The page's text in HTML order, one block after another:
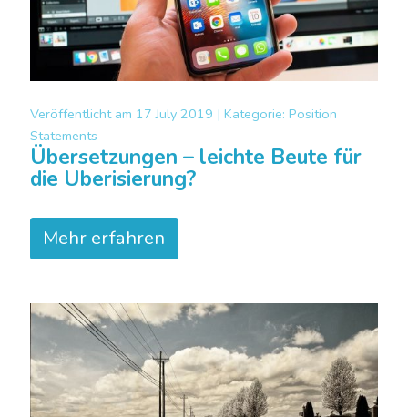
Veröffentlicht am 17 July 2019 | Kategorie: Position
Statements
Übersetzungen – leichte Beute für
die Uberisierung?
Mehr erfahren